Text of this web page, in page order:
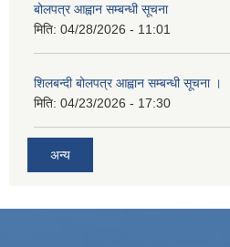
बोलपत्र आह्वान सम्बन्धी सूचना
मिति: 04/28/2026 - 11:01
शिलबन्दी बोलपत्र आह्वान सम्बन्धी सूचना ।
मिति: 04/23/2026 - 17:30
अन्य